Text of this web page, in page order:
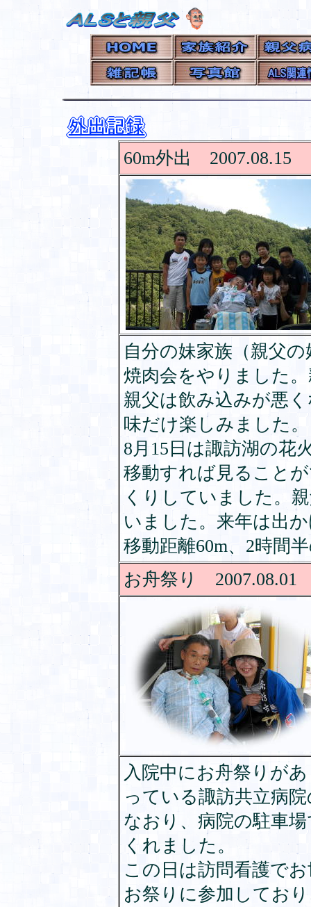
60m外出 2007.08.15
自分の妹家族（親父
焼肉会をやりました
親父は飲み込みが悪
味だけ楽しみました。
8月15日は諏訪湖の花
移動すれば見ること
くりしていました。
いました。来年は出
移動距離60m、2時間
お舟祭り 2007.08.01
入院中にお舟祭りが
っている諏訪共立病
なおり、病院の駐車
くれました。
この日は訪問看護で
お祭りに参加してお